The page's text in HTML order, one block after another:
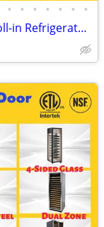
• • • • • • •
Commercial Reach-in Top Mounted Roll-in Refrigerator Freezer